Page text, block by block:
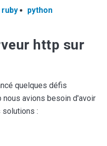
ruby python
http sur
quelques défis
avions besoin d'avoir
solutions :